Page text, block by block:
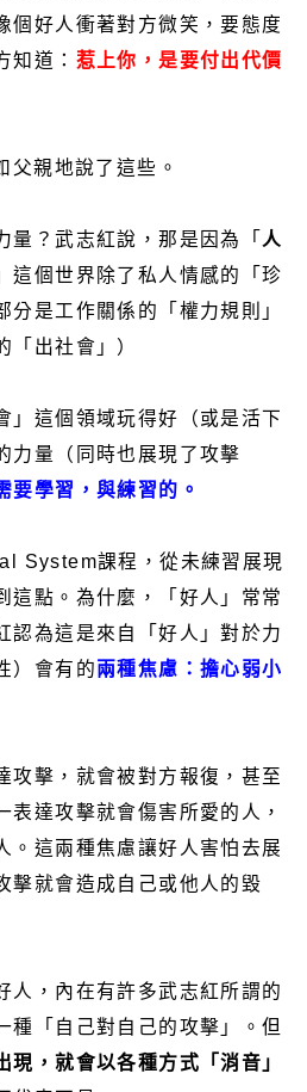
個好人衝著對方微笑，要態度
知道： 惹上你，是要付出代價
父親地說了這些。
量？武志紅說，那是因為「 人
這個世界除了私人情感的「珍
分是工作關係的「權力規則」
「出社會」）
」這個領域玩得好（或是活下
力量（同時也展現了攻擊
要學習，與練習的。
System課程，從未練習展現
這點。為什麼，「好人」常常
認為這是來自「好人」對於力
）會有的兩種焦慮：擔心弱小
攻擊，就會被對方報復，甚至
表達攻擊就會傷害所愛的人，
。這兩種焦慮讓好人害怕去展
擊就會造成自己或他人的毀
人，內在有許多武志紅所謂的
種「自己對自己的攻擊」。但
現，就會以各種方式「消音」